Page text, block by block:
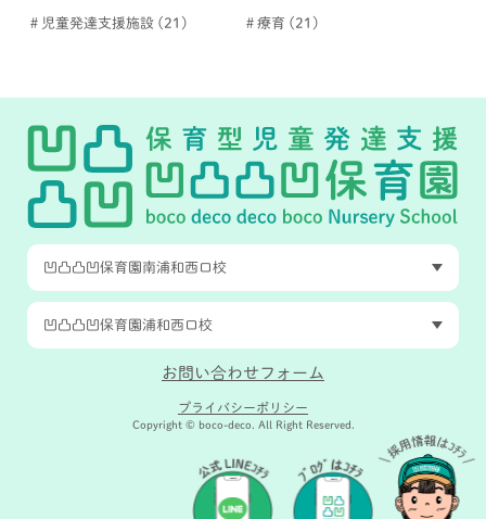
＃児童発達支援施設 (21) ＃療育 (21)
凹凸凸凹保育園南浦和西口校
凹凸凸凹保育園浦和西口校
お問い合わせフォーム
プライバシーポリシー
Copyright © boco-deco. All Right Reserved.